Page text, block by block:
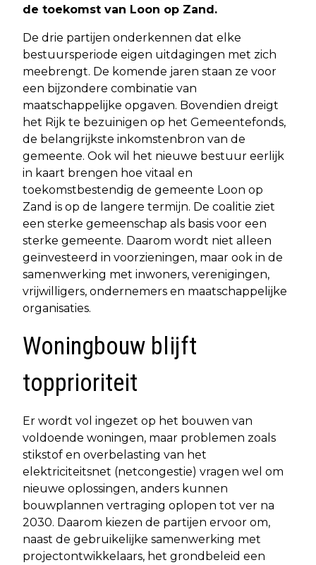
de toekomst van Loon op Zand.
De drie partijen onderkennen dat elke
bestuursperiode eigen uitdagingen met zich
meebrengt. De komende jaren staan ze voor
een bijzondere combinatie van
maatschappelijke opgaven. Bovendien dreigt
het Rijk te bezuinigen op het Gemeentefonds,
de belangrijkste inkomstenbron van de
gemeente. Ook wil het nieuwe bestuur eerlijk
in kaart brengen hoe vitaal en
toekomstbestendig de gemeente Loon op
Zand is op de langere termijn. De coalitie ziet
een sterke gemeenschap als basis voor een
sterke gemeente. Daarom wordt niet alleen
geïnvesteerd in voorzieningen, maar ook in de
samenwerking met inwoners, verenigingen,
vrijwilligers, ondernemers en maatschappelijke
organisaties.
Woningbouw blijft
topprioriteit
Er wordt vol ingezet op het bouwen van
voldoende woningen, maar problemen zoals
stikstof en overbelasting van het
elektriciteitsnet (netcongestie) vragen wel om
nieuwe oplossingen, anders kunnen
bouwplannen vertraging oplopen tot ver na
2030. Daarom kiezen de partijen ervoor om,
naast de gebruikelijke samenwerking met
projectontwikkelaars, het grondbeleid een